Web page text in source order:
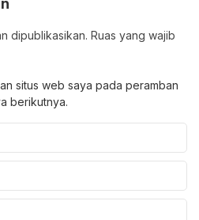
dipublikasikan. Ruas yang wajib
situs web saya pada peramban
berikutnya.